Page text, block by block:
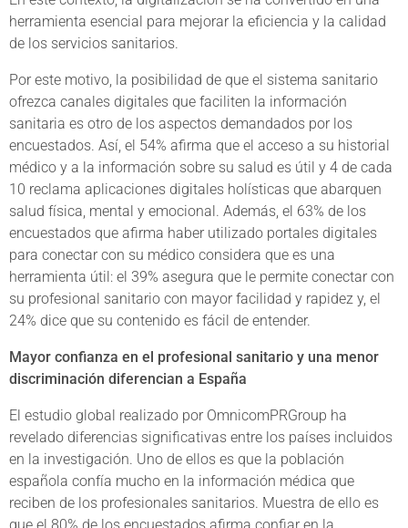
herramienta esencial para mejorar la eficiencia y la calidad
de los servicios sanitarios.
Por este motivo, la posibilidad de que el sistema sanitario
ofrezca canales digitales que faciliten la información
sanitaria es otro de los aspectos demandados por los
encuestados. Así, el 54% afirma que el acceso a su historial
médico y a la información sobre su salud es útil y 4 de cada
10 reclama aplicaciones digitales holísticas que abarquen
salud física, mental y emocional. Además, el 63% de los
encuestados que afirma haber utilizado portales digitales
para conectar con su médico considera que es una
herramienta útil: el 39% asegura que le permite conectar con
su profesional sanitario con mayor facilidad y rapidez y, el
24% dice que su contenido es fácil de entender.
Mayor confianza en el profesional sanitario y una menor
discriminación diferencian a España
El estudio global realizado por OmnicomPRGroup ha
revelado diferencias significativas entre los países incluidos
en la investigación. Uno de ellos es que la población
española confía mucho en la información médica que
reciben de los profesionales sanitarios. Muestra de ello es